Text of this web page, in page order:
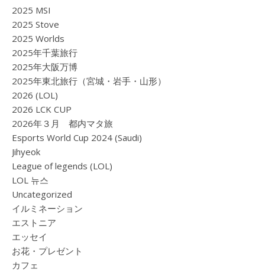
2025 MSI
2025 Stove
2025 Worlds
2025年千葉旅行
2025年大阪万博
2025年東北旅行（宮城・岩手・山形）
2026 (LOL)
2026 LCK CUP
2026年３月 都内マタ旅
Esports World Cup 2024 (Saudi)
Jihyeok
League of legends (LOL)
LOL 뉴스
Uncategorized
イルミネーション
エストニア
エッセイ
お花・プレゼント
カフェ